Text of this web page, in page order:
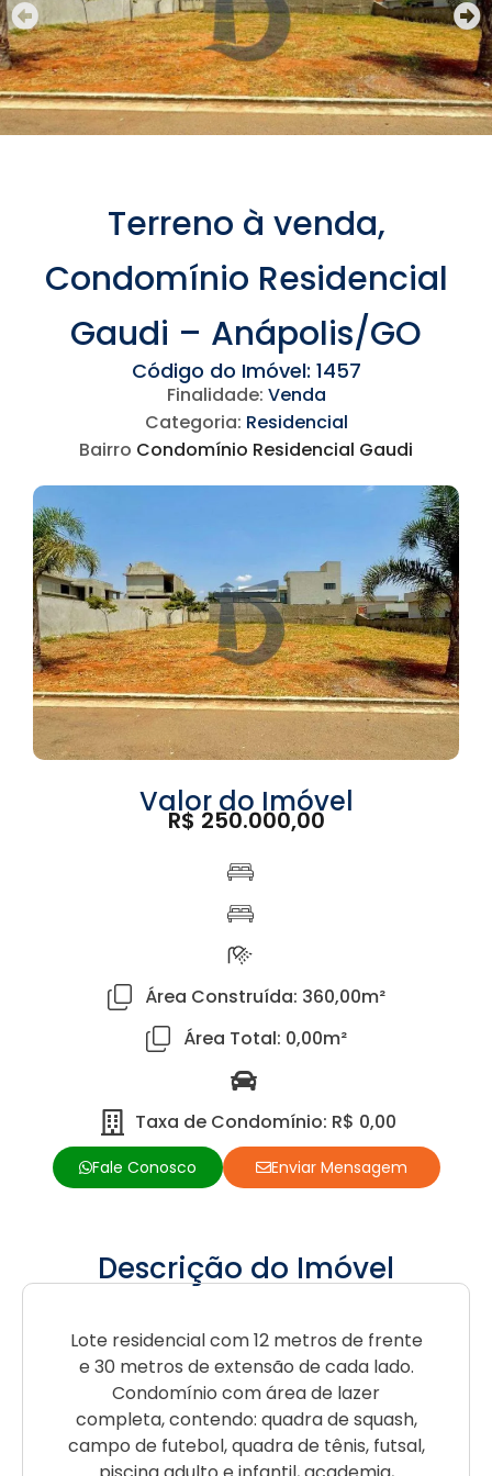
Terreno à venda,
Condomínio Residencial
Gaudi – Anápolis/GO
Código do Imóvel: 1457
Finalidade: Venda
Categoria: Residencial
Bairro Condomínio Residencial Gaudi
Valor do Imóvel
R$ 250.000,00
Área Construída: 360,00m²
Área Total: 0,00m²
Taxa de Condomínio: R$ 0,00
Fale Conosco Enviar Mensagem
Descrição do Imóvel
Lote residencial com 12 metros de frente
e 30 metros de extensão de cada lado.
Condomínio com área de lazer
completa, contendo: quadra de squash,
campo de futebol, quadra de tênis, futsal,